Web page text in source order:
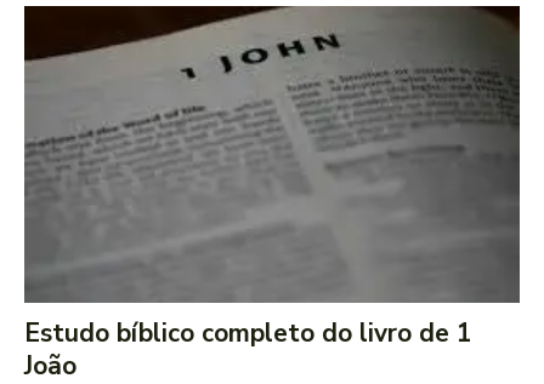
Estudo bíblico completo do livro de 1
João